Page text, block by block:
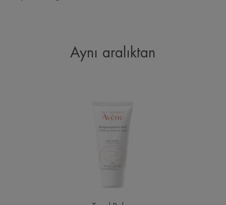
Aynı aralıktan
ve
Besleyici
Nem
Maskesi